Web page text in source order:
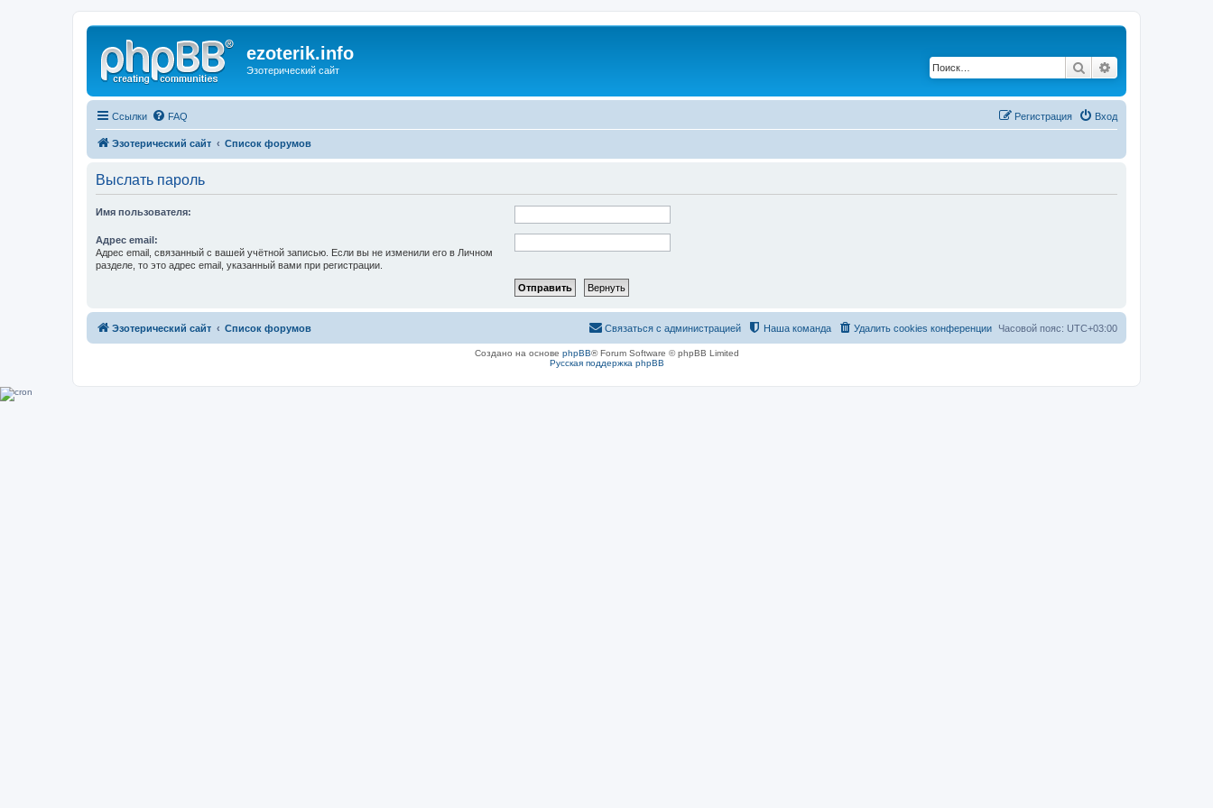
ezoterik.info
Эзотерический сайт Поиск
Ссылки FAQ Вход
Регистрация
Эзотерический сайт Список форумов
Выслать пароль
Имя пользователя:
Адрес email:
Адрес email, связанный с вашей учётной записью. Если вы не изменили его в Личном
разделе, то это адрес email, указанный вами при регистрации.
Эзотерический сайт Список форумов Часовой пояс: UTC+03:00
Удалить cookies конференции
Наша команда
Связаться с администрацией
Создано на основе phpBB® Forum Software © phpBB Limited
Русская поддержка phpBB